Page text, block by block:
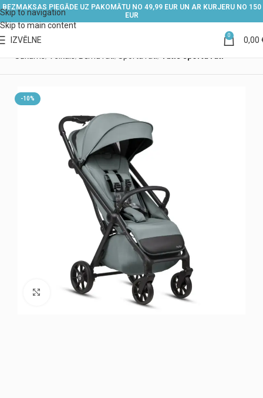
Skip to navigation
Skip to main content
BEZMAKSAS PIEGĀDE UZ PAKOMĀTU NO 49,99 EUR UN AR KURJERU NO 150
EUR
IZVĒLNE 0 0,00
-10%
Noklikšķiniet, lai palielinātu